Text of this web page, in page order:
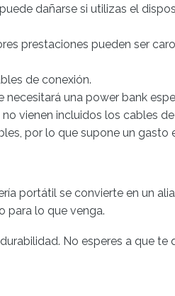
dañarse si utilizas el
prestaciones pueden ser
de conexión.
necesitará una power bank
no vienen incluidos los cables
por lo que supone un gasto
portátil se convierte en un
para lo que venga.
No esperes a que te